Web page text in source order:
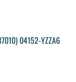
04152-YZZA6